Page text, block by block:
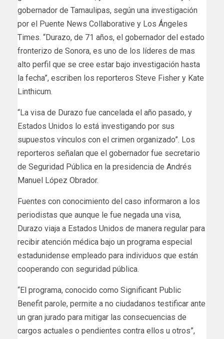
gobernador de Tamaulipas, según una investigación
por el Puente News Collaborative y Los Ángeles
Times. “Durazo, de 71 años, el gobernador del estado
fronterizo de Sonora, es uno de los líderes de mas
alto perfil que se cree estar bajo investigación hasta
la fecha”, escriben los reporteros Steve Fisher y Kate
Linthicum.
“La visa de Durazo fue cancelada el año pasado, y
Estados Unidos lo está investigando por sus
supuestos vínculos con el crimen organizado”. Los
reporteros señalan que el gobernador fue secretario
de Seguridad Pública en la presidencia de Andrés
Manuel López Obrador.
Fuentes con conocimiento del caso informaron a los
periodistas que aunque le fue negada una visa,
Durazo viaja a Estados Unidos de manera regular para
recibir atención médica bajo un programa especial
estadunidense empleado para individuos que están
cooperando con seguridad pública.
“El programa, conocido como Significant Public
Benefit parole, permite a no ciudadanos testificar ante
un gran jurado para mitigar las consecuencias de
cargos actuales o pendientes contra ellos u otros”,